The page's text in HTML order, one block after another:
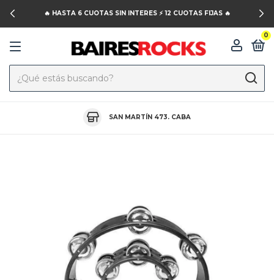
🔥 HASTA 6 CUOTAS SIN INTERES ⚡️ 12 CUOTAS FIJAS 🔥
0
SAN MARTÍN 473. CABA